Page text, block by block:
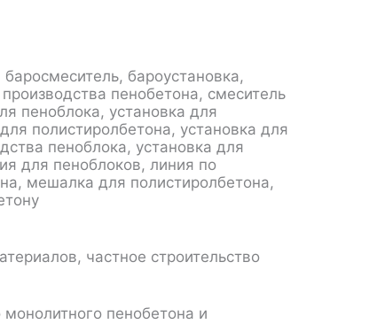
бароустановка,
пенобетона, смеситель
пеноблока, установка для
полистиролбетона, установка для
пеноблока, установка для
для пеноблоков, линия по
мешалка для полистиролбетона,
частное строительство
пенобетона и